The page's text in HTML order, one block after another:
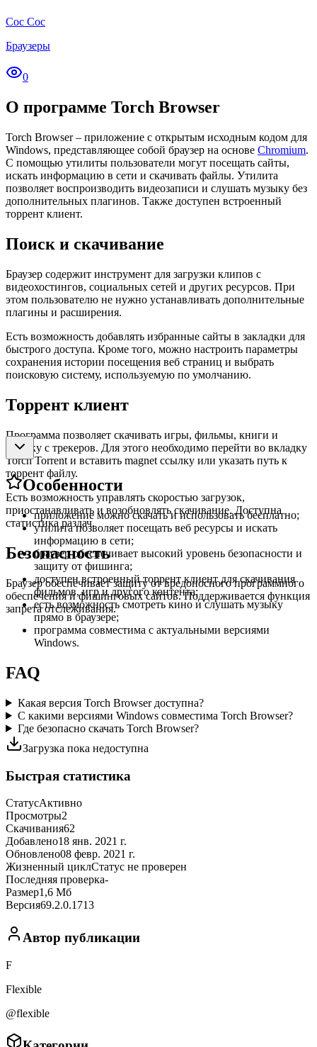
Coc Coc
Браузеры
0
О программе Torch Browser
Torch Browser – приложение с открытым исходным кодом для
Windows, представляющее собой браузер на основе Chromium.
С помощью утилиты пользователи могут посещать сайты,
искать информацию в сети и скачивать файлы. Утилита
позволяет воспроизводить видеозаписи и слушать музыку без
дополнительных плагинов. Также доступен встроенный
торрент клиент.
Поиск и скачивание
Браузер содержит инструмент для загрузки клипов с
видеохостингов, социальных сетей и других ресурсов. При
этом пользователю не нужно устанавливать дополнительные
плагины и расширения.
Есть возможность добавлять избранные сайты в закладки для
быстрого доступа. Кроме того, можно настроить параметры
сохранения истории посещения веб страниц и выбрать
поисковую систему, используемую по умолчанию.
Торрент клиент
Программа позволяет скачивать игры, фильмы, книги и
музыку с трекеров. Для этого необходимо перейти во вкладку
Torch Torrent и вставить magnet ссылку или указать путь к
торрент файлу.
Есть возможность управлять скоростью загрузок,
приостанавливать и возобновлять скачивание. Доступна
статистика раздач.
Безопасность
Браузер обеспечивает защиту от вредоносного программного
обеспечения и фишинговых сайтов. Поддерживается функция
запрета отслеживания.
Особенности
приложение можно скачать и использовать бесплатно;
утилита позволяет посещать веб ресурсы и искать
информацию в сети;
браузер обеспечивает высокий уровень безопасности и
защиту от фишинга;
доступен встроенный торрент клиент для скачивания
фильмов, игр и другого контента;
есть возможность смотреть кино и слушать музыку
прямо в браузере;
программа совместима с актуальными версиями
Windows.
FAQ
Какая версия Torch Browser доступна?
С какими версиями Windows совместима Torch Browser?
Где безопасно скачать Torch Browser?
Загрузка пока недоступна
Быстрая статистика
СтатусАктивно
Просмотры2
Скачивания62
Добавлено18 янв. 2021 г.
Обновлено08 февр. 2021 г.
Жизненный циклСтатус не проверен
Последняя проверка-
Размер1,6 Мб
Версия69.2.0.1713
Автор публикации
F
Flexible
@flexible